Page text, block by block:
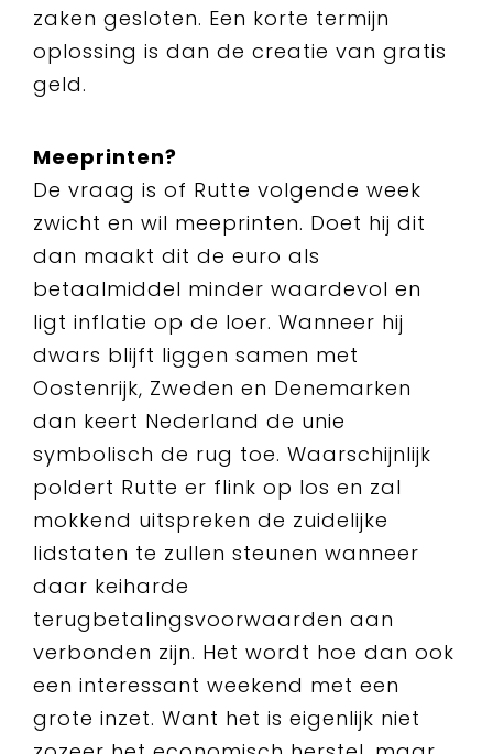
zaken gesloten. Een korte termijn
oplossing is dan de creatie van gratis
geld.
Meeprinten?
De vraag is of Rutte volgende week
zwicht en wil meeprinten. Doet hij dit
dan maakt dit de euro als
betaalmiddel minder waardevol en
ligt inflatie op de loer. Wanneer hij
dwars blijft liggen samen met
Oostenrijk, Zweden en Denemarken
dan keert Nederland de unie
symbolisch de rug toe. Waarschijnlijk
poldert Rutte er flink op los en zal
mokkend uitspreken de zuidelijke
lidstaten te zullen steunen wanneer
daar keiharde
terugbetalingsvoorwaarden aan
verbonden zijn. Het wordt hoe dan ook
een interessant weekend met een
grote inzet. Want het is eigenlijk niet